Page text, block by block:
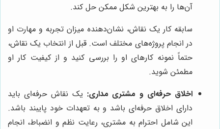
آن‌ها را به بهترین شکل ممکن حل کند.
سابقه کار یک نقاش، نشان‌دهنده میزان تجربه و مهارت او
در انجام پروژه‌های مختلف است. قبل از انتخاب یک نقاش،
حتماً نمونه کارهای او را بررسی کنید و از کیفیت کار او
مطمئن شوید.
اخلاق حرفه‌ای و مشتری مداری: یک نقاش حرفه‌ای باید
دارای اخلاق حرفه‌ای باشد و به تعهدات خود پایبند باشد.
این شامل احترام به مشتری، رعایت نظم و انضباط، انجام